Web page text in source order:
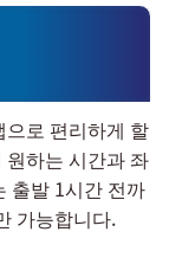
로 편리하게 할
하는 시간과 좌
출발 1시간 전까
가능합니다.